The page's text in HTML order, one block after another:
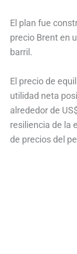
El plan fue
precio Brent en
barril.
El precio de
utilidad neta
alrededor de
resiliencia de la
de precios del